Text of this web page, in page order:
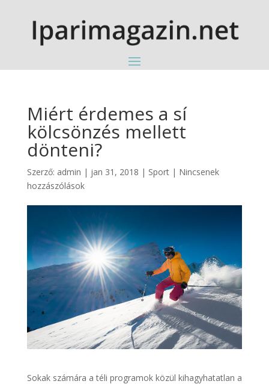
Miért érdemes a sí
kölcsönzés mellett
dönteni?
Szerző: admin | jan 31, 2018 | Sport| Nincsenek
hozzászólások
Sokak számára a téli programok közül kihagyhatatlan a